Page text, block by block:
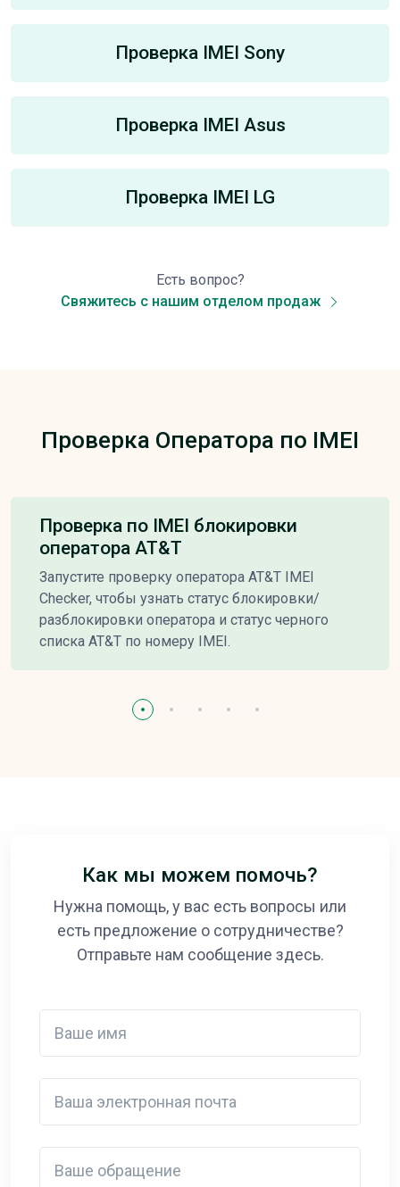
Проверка IMEI Sony
Проверка IMEI Asus
Проверка IMEI LG
Есть вопрос?
Свяжитесь с нашим отделом продаж
Проверка Оператора по IMEI
Проверка по IMEI блокировки
оператора AT&T
Запустите проверку оператора AT&T IMEI
Checker, чтобы узнать статус блокировки/
разблокировки оператора и статус черного
списка AT&T по номеру IMEI.
Как мы можем помочь?
Нужна помощь, у вас есть вопросы или
есть предложение о сотрудничестве?
Отправьте нам сообщение здесь.